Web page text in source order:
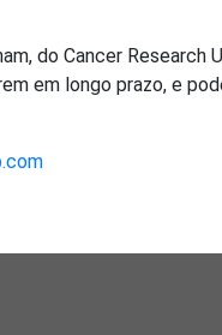
do Cancer Research
em longo prazo, e